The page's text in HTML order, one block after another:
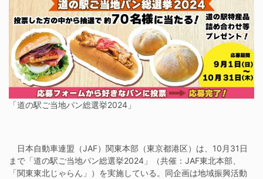
「道の駅ご当地パン総選挙2024」
日本自動車連盟（JAF）関東本部（東京都港区）は、10月31日
まで「道の駅ご当地パン総選挙2024」（共催：JAF東北本部、
「関東東北じゃらん」）を実施している。同企画は地域振興活動